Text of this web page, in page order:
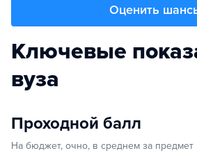
Оценить
Ключевые
вуза
Проходной балл
На бюджет, очно, в среднем за предмет